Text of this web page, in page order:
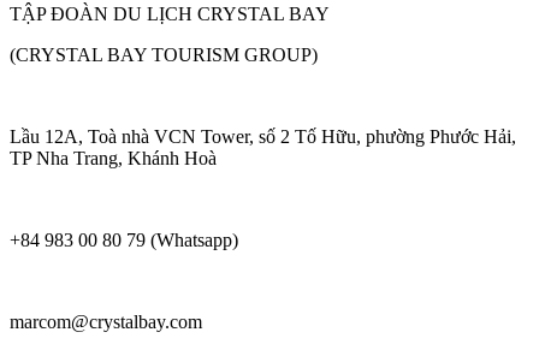
TẬP ĐOÀN DU LỊCH CRYSTAL BAY
(CRYSTAL BAY TOURISM GROUP)
Lầu 12A, Toà nhà VCN Tower, số 2 Tố Hữu, phường Phước Hải,
TP Nha Trang, Khánh Hoà
+84 983 00 80 79 (Whatsapp)
marcom@crystalbay.com